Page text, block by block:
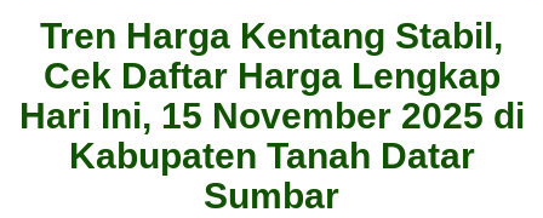
Tren Harga Kentang Stabil,
Cek Daftar Harga Lengkap
Hari Ini, 15 November 2025 di
Kabupaten Tanah Datar
Sumbar